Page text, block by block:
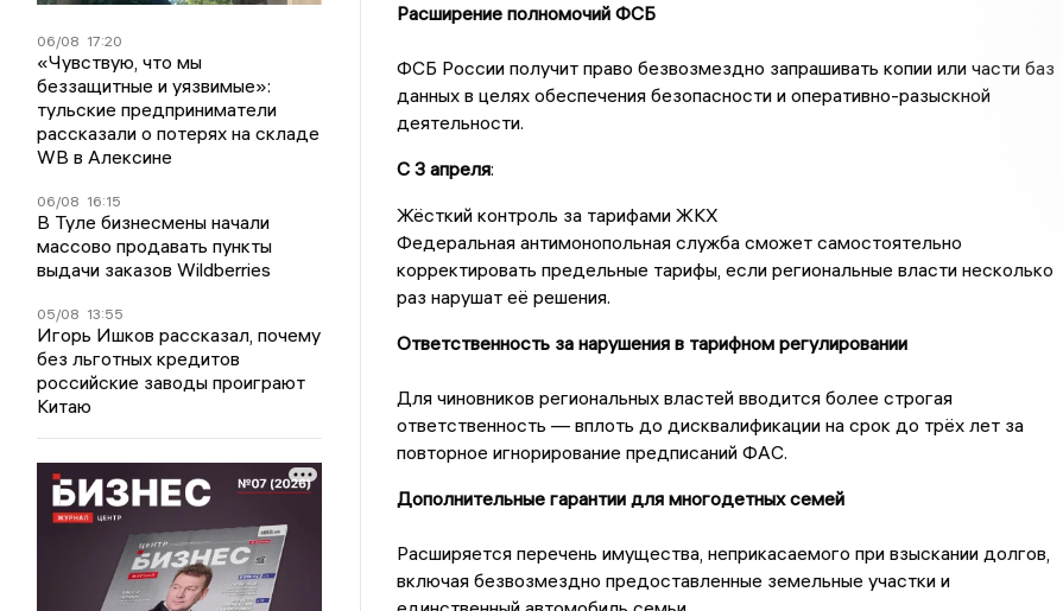
06/08 17:20
«Чувствую, что мы
беззащитные и уязвимые»:
тульские предприниматели
рассказали о потерях на складе
WB в Алексине
06/08 16:15
В Туле бизнесмены начали
массово продавать пункты
выдачи заказов Wildberries
05/08 13:55
Игорь Ишков рассказал, почему
без льготных кредитов
российские заводы проиграют
Китаю
Расширение полномочий ФСБ
ФСБ России получит право безвозмездно запрашивать копии или части баз
данных в целях обеспечения безопасности и оперативно-разыскной
деятельности.
С 3 апреля:
Жёсткий контроль за тарифами ЖКХ
Федеральная антимонопольная служба сможет самостоятельно
корректировать предельные тарифы, если региональные власти несколько
раз нарушат её решения.
Ответственность за нарушения в тарифном регулировании
Для чиновников региональных властей вводится более строгая
ответственность — вплоть до дисквалификации на срок до трёх лет за
повторное игнорирование предписаний ФАС.
Дополнительные гарантии для многодетных семей
Расширяется перечень имущества, неприкасаемого при взыскании долгов,
включая безвозмездно предоставленные земельные участки и